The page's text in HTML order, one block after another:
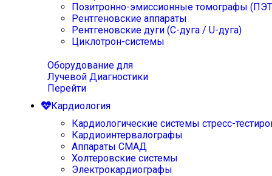
Позитронно-эмиссионные томографы
Рентгеновские аппараты
Рентгеновские дуги (С-дуга / U-дуга)
Циклотрон-системы
Оборудование для
Лучевой Диагностики
Перейти
Кардиология
Кардиологические системы стресс-
Кардиоинтервалографы
Аппараты СМАД
Холтеровские системы
Электрокардиографы